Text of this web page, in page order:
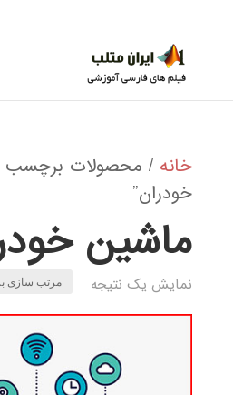
خانه / محصولات برچسب
خودران”
ماشین
نمایش یک نتیجه